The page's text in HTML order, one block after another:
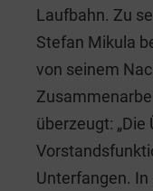
Laufbahn. Zu
Stefan Mikula
von seinem
überzeugt:
Unterfangen.